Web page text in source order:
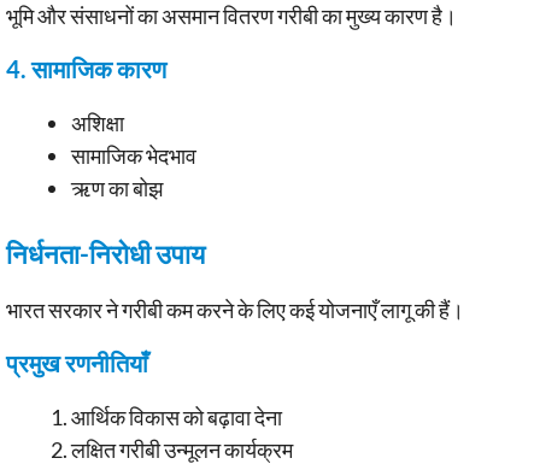
भूमि और संसाधनों का असमान वितरण गरीबी का मुख्य कारण है।
4. सामाजिक कारण
अशिक्षा
सामाजिक भेदभाव
ऋण का बोझ
निर्धनता-निरोधी उपाय
भारत सरकार ने गरीबी कम करने के लिए कई योजनाएँ लागू की हैं।
प्रमुख रणनीतियाँ
आर्थिक विकास को बढ़ावा देना
लक्षित गरीबी उन्मूलन कार्यक्रम